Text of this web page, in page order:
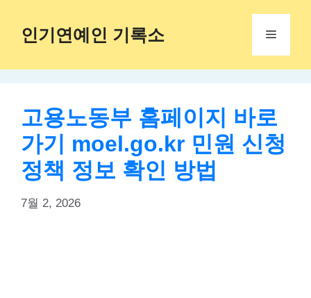
content
인기연예인 기록소 Menu
고용노동부 홈페이지 바로
가기 moel.go.kr 민원 신청
정책 정보 확인 방법
7월 2, 2026